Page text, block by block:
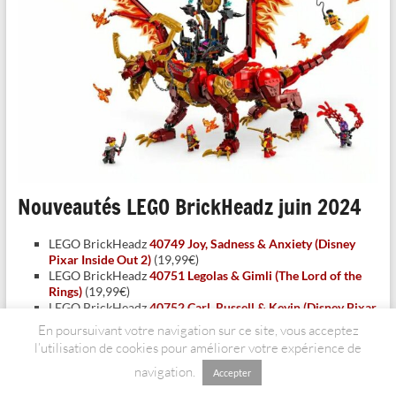
Nouveautés LEGO BrickHeadz juin 2024
LEGO BrickHeadz40749 Joy, Sadness & Anxiety (Disney
Pixar Inside Out 2)(19,99€)
LEGO BrickHeadz40751 Legolas & Gimli (The Lord of the
Rings)(19,99€)
LEGO BrickHeadz40752 Carl, Russell & Kevin (Disney Pixar
(19,99€)
LEGO BrickHeadz40753 Mirabel Madrigal (Disney Encanto)
(19,99€)
En poursuivant votre navigation sur ce site, vous acceptez
l’utilisation de cookies pour améliorer votre expérience de
navigation.
Accepter